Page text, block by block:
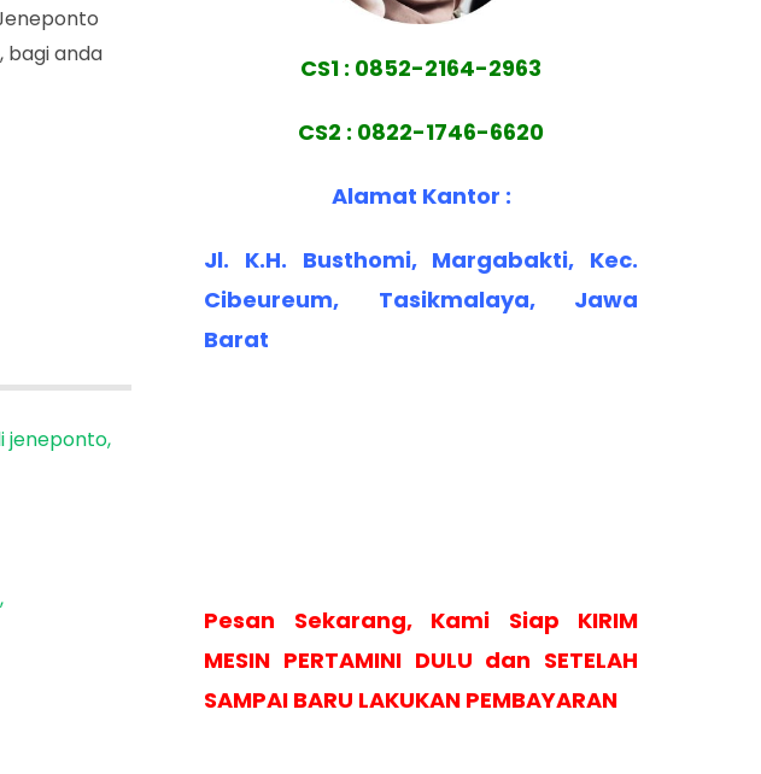
bagi anda
jeneponto
CS1 : 0852-2164-2963
CS2 : 0822-1746-6620
Alamat Kantor :
Jl. K.H. Busthomi, Margabakti, Kec.
Cibeureum, Tasikmalaya, Jawa
Barat
Pesan Sekarang, Kami Siap KIRIM
MESIN PERTAMINI DULU dan SETELAH
SAMPAI BARU LAKUKAN PEMBAYARAN